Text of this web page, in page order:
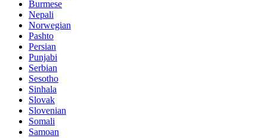
Burmese
Nepali
Norwegian
Pashto
Persian
Punjabi
Serbian
Sesotho
Sinhala
Slovak
Slovenian
Somali
Samoan